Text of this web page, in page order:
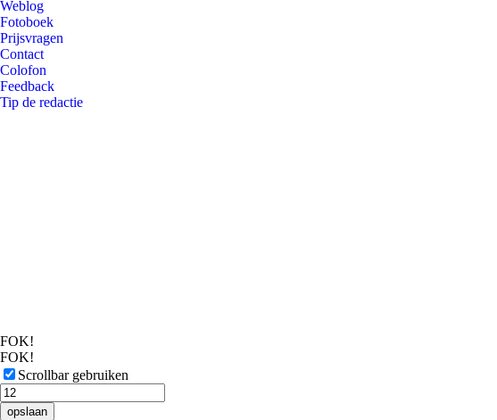
Weblog
Fotoboek
Prijsvragen
Contact
Colofon
Feedback
Tip de redactie
FOK!
FOK!
Scrollbar gebruiken
opslaan